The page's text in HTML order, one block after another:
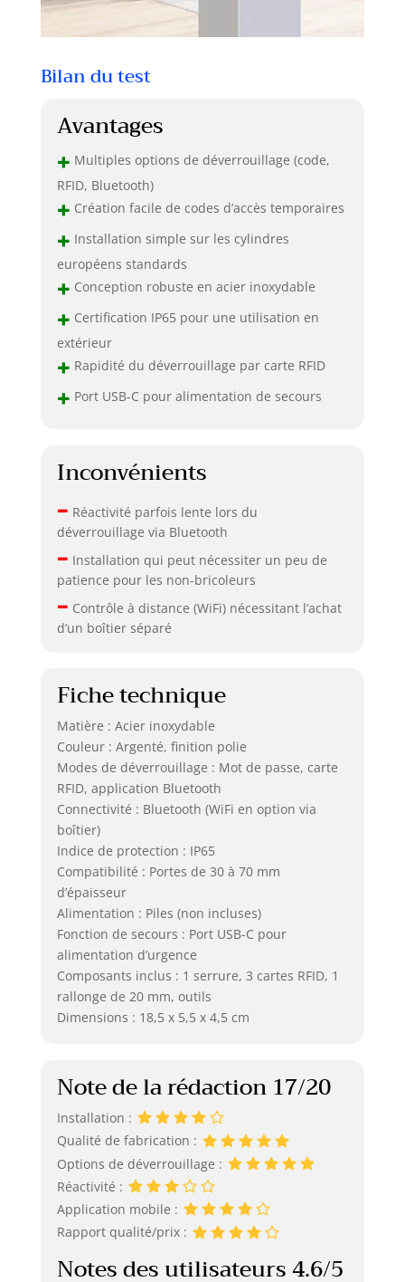
Bilan du test
Avantages
+ Multiples options de déverrouillage (code,
RFID, Bluetooth)
+ Création facile de codes d’accès temporaires
+ Installation simple sur les cylindres
européens standards
+ Conception robuste en acier inoxydable
+ Certification IP65 pour une utilisation en
extérieur
+ Rapidité du déverrouillage par carte RFID
+ Port USB-C pour alimentation de secours
Inconvénients
– Réactivité parfois lente lors du
déverrouillage via Bluetooth
– Installation qui peut nécessiter un peu de
patience pour les non-bricoleurs
– Contrôle à distance (WiFi) nécessitant l’achat
d’un boîtier séparé
Fiche technique
Matière : Acier inoxydable
Couleur : Argenté, finition polie
Modes de déverrouillage : Mot de passe, carte
RFID, application Bluetooth
Connectivité : Bluetooth (WiFi en option via
boîtier)
Indice de protection : IP65
Compatibilité : Portes de 30 à 70 mm
d’épaisseur
Alimentation : Piles (non incluses)
Fonction de secours : Port USB-C pour
alimentation d’urgence
Composants inclus : 1 serrure, 3 cartes RFID, 1
rallonge de 20 mm, outils
Dimensions : 18,5 x 5,5 x 4,5 cm
Note de la rédaction 17/20
Installation :
Qualité de fabrication :
Options de déverrouillage :
Réactivité :
Application mobile :
Rapport qualité/prix :
Notes des utilisateurs 4.6/5